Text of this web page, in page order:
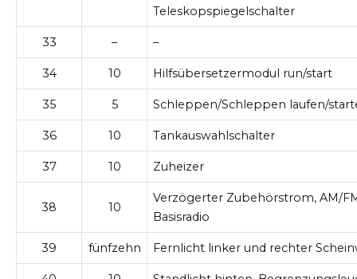
Teleskopspiegelschalter
33 – –
34 10 Hilfsübersetzermodul run/start
35 5 Schleppen/Schleppen laufen/
36 10 Tankauswahlschalter
37 10 Zuheizer
38 10
Verzögerter Zubehörstrom, AM/
Basisradio
39 fünfzehn Fernlicht linker und rechter